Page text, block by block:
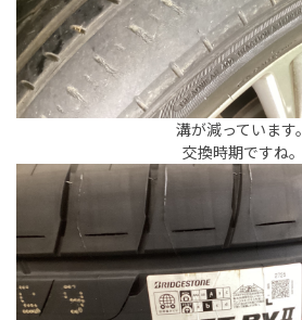
溝が減っています。
交換時期ですね。